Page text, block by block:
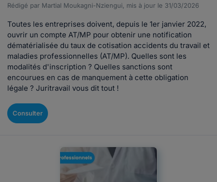
Rédigé par Martial Moukagni-Nziengui, mis à jour le 31/03/2026
Toutes les entreprises doivent, depuis le 1er janvier 2022,
ouvrir un compte AT/MP pour obtenir une notification
dématérialisée du taux de cotisation accidents du travail et
maladies professionnelles (AT/MP). Quelles sont les
modalités d'inscription ? Quelles sanctions sont
encourues en cas de manquement à cette obligation
légale ? Juritravail vous dit tout !
Consulter